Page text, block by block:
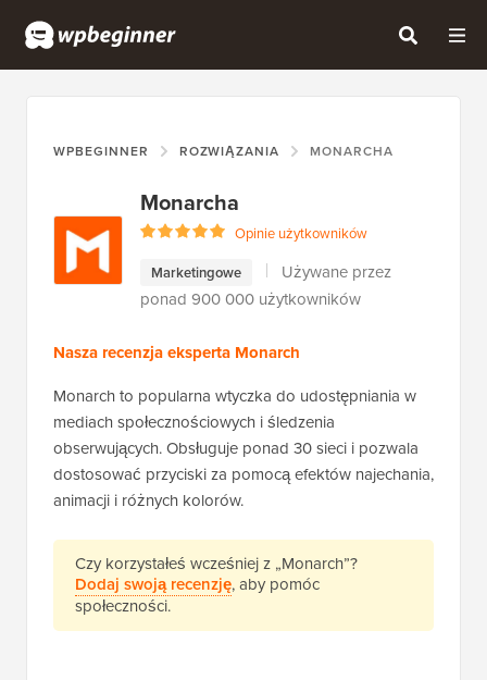
WPBEGINNER ROZWIĄZANIA MONARCHA
Monarcha
Opinie użytkowników
Marketingowe
Używane przez
ponad 900 000 użytkowników
Nasza recenzja eksperta Monarch
Monarch to popularna wtyczka do udostępniania w
mediach społecznościowych i śledzenia
obserwujących. Obsługuje ponad 30 sieci i pozwala
dostosować przyciski za pomocą efektów najechania,
animacji i różnych kolorów.
Czy korzystałeś wcześniej z „Monarch”?
Dodaj swoją recenzję, aby pomóc
społeczności.